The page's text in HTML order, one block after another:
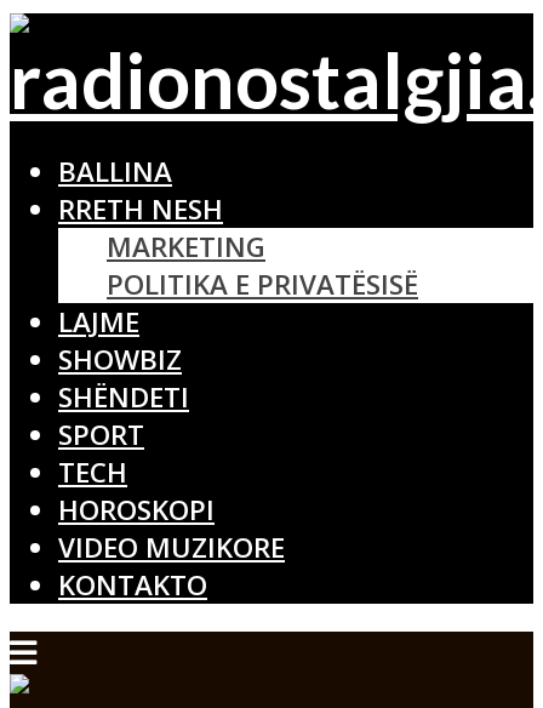
BALLINA
RRETH NESH
MARKETING
POLITIKA E PRIVATËSISË
LAJME
SHOWBIZ
SHËNDETI
SPORT
TECH
HOROSKOPI
VIDEO MUZIKORE
KONTAKTO